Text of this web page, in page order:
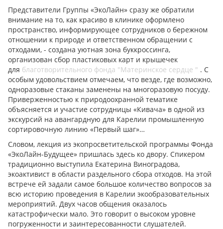
Представители Группы «ЭкоЛайн» сразу же обратили
внимание на то, как красиво в клинике оформлено
пространство, информирующее сотрудников о бережном
отношении к природе и ответственном обращении с
отходами, - создана уютная зона буккроссинга,
организован сбор пластиковых карт и крышечек
для благотворительного фонда "Материнское сердце " . С
особым удовольствием отмечаем, что везде, где возможно,
одноразовые стаканы заменены на многоразовую посуду.
Приверженностью к природоохранной тематике
объясняется и участие сотрудницы «Кивача» в одной из
экскурсий на авангардную для Карелии промышленную
сортировочную линию «Первый шаг»…
Словом, лекция из экопросветительской программы Фонда
«ЭкоЛайн-Будущее» пришлась здесь ко двору. Спикером
традиционно выступила Екатерина Виноградова,
экоактивист в области раздельного сбора отходов. На этой
встрече ей задали самое большое количество вопросов за
всю историю проведения в Карелии экообразовательных
мероприятий. Двух часов общения оказалось
катастрофически мало. Это говорит о высоком уровне
погруженности и заинтересованности слушателей.